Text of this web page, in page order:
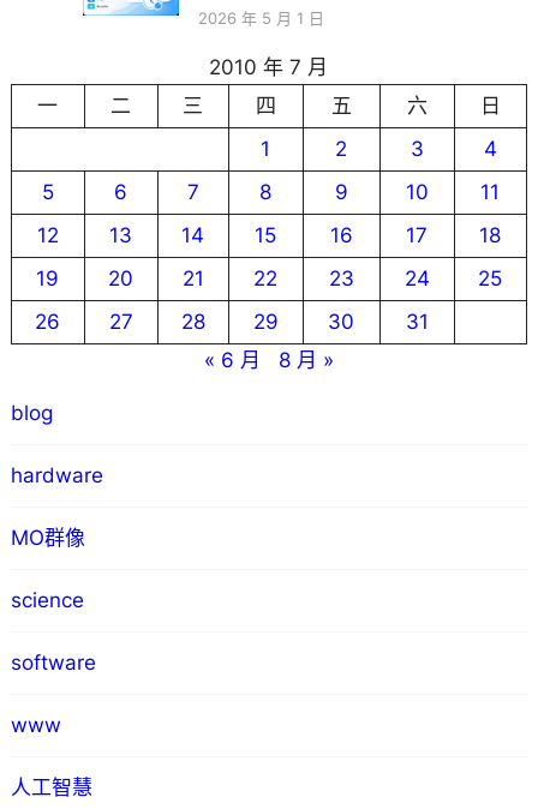
2026 年 5 月 1 日
2010 年 7 月
一
二 三 四 五 六
日
1
2 3
4
5
6 7 8 9 10
11
12
13 14 15 16 17
18
19
20 21 22 23 24
25
26
27 28 29 30
31
« 6 月
8 月 »
blog
hardware
MO群像
science
software
www
人工智慧